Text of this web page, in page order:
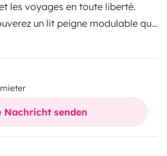
les voyages en toute liberté.
un lit peigne modulable qui
en canapé le jour et en lit
un vrai confort pour dormir à
rangements pratiques :
Nachricht senden